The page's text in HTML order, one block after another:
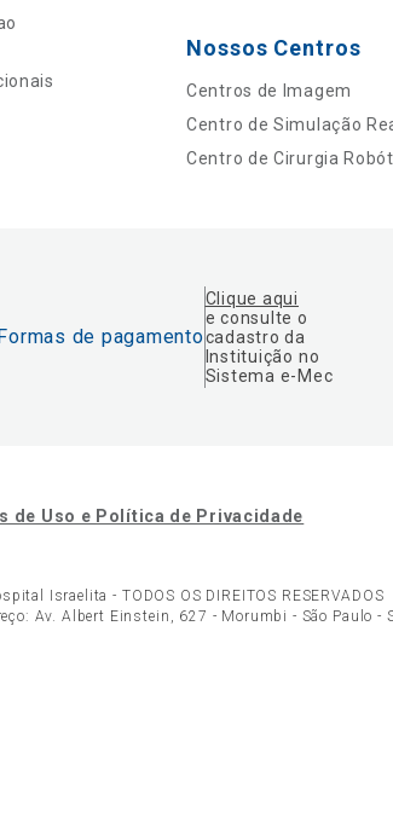
Nossos Centros
Centros de Imagem
Centro de Simulação
Centro de Cirurgia
de pagamento
Clique aqui
e consulte o
cadastro da
Instituição no
Sistema e-Mec
de Uso e Política de Privacidade
Israelita - TODOS OS DIREITOS RESERVADOS
Av. Albert Einstein, 627 - Morumbi - São Paulo -